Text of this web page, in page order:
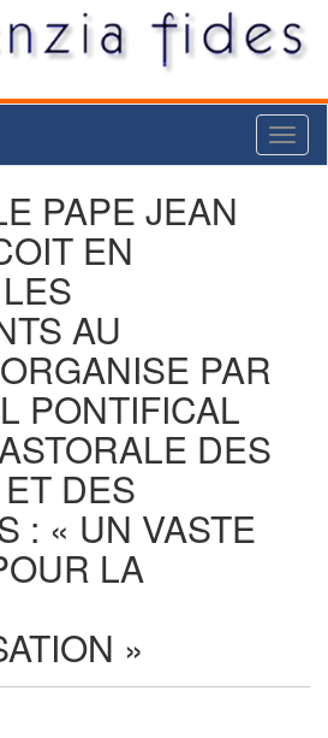
PAPE JEAN
EN
AU
PAR
PONTIFICAL
DES
DES
: « UN VASTE
LA
»